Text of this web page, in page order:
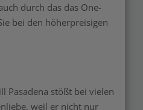
durch das das One-
bei den höherpreisigen
Pasadena stößt bei vielen
weil er nicht nur